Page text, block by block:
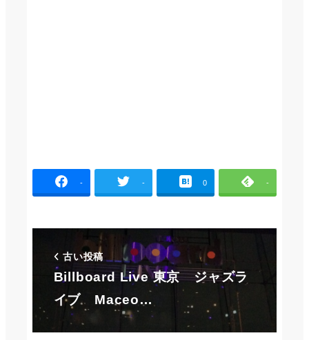
- - 0 -
古い投稿
Billboard Live 東京 ジャズラ
イブ Maceo…